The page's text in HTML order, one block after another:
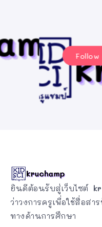
Follow
ยินดีต้อนรับสู่เว็บไซต์
ว่าวงการครูเพื่อใช้สื่อสา
ทางด้านการศึกษา